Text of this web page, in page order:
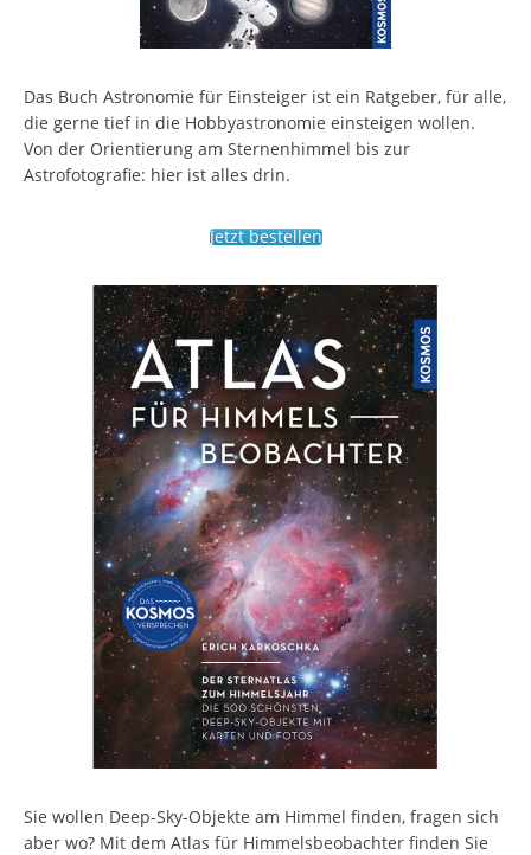
Das Buch Astronomie für Einsteiger ist ein Ratgeber, für alle,
die gerne tief in die Hobbyastronomie einsteigen wollen.
Von der Orientierung am Sternenhimmel bis zur
Astrofotografie: hier ist alles drin.
Jetzt bestellen
Sie wollen Deep-Sky-Objekte am Himmel finden, fragen sich
aber wo? Mit dem Atlas für Himmelsbeobachter finden Sie